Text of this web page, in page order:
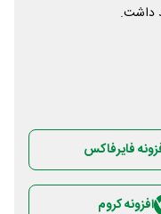
داشت.
فایرفاکس
افزونه کروم